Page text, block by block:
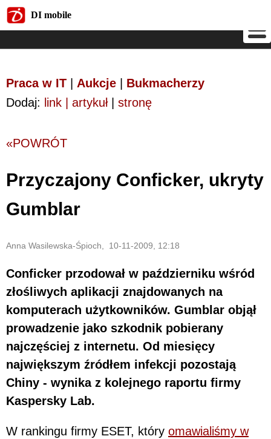
DI mobile
Praca w IT Aukcje
Bukmacherzy
Dodaj: link | artykuł| stronę
«POWRÓT
Przyczajony Conficker, ukryty
Gumblar
Anna Wasilewska-Śpioch, 10-11-2009, 12:18
Conficker przodował w październiku wśród
złośliwych aplikacji znajdowanych na
komputerach użytkowników. Gumblar objął
prowadzenie jako szkodnik pobierany
najczęściej z internetu. Od miesięcy
największym źródłem infekcji pozostają
Chiny - wynika z kolejnego raportu firmy
Kaspersky Lab.
W rankingu firmy ESET, który omawialiśmy w
DI mobile